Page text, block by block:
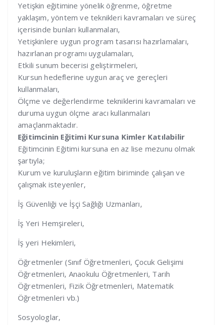
Yetişkin eğitimine yönelik öğrenme, öğretme
yaklaşım, yöntem ve teknikleri kavramaları ve süreç
içerisinde bunları kullanmaları,
Yetişkinlere uygun program tasarısı hazırlamaları,
hazırlanan programı uygulamaları,
Etkili sunum becerisi geliştirmeleri,
Kursun hedeflerine uygun araç ve gereçleri
kullanmaları,
Ölçme ve değerlendirme tekniklerini kavramaları ve
duruma uygun ölçme aracı kullanmaları
amaçlanmaktadır.
Eğitimcinin Eğitimi Kursuna Kimler Katılabilir
Eğitimcinin Eğitimi kursuna en az lise mezunu olmak
şartıyla;
Kurum ve kuruluşların eğitim biriminde çalışan ve
çalışmak isteyenler,
İş Güvenliği ve İşçi Sağlığı Uzmanları,
İş Yeri Hemşireleri,
İş yeri Hekimleri,
Öğretmenler (Sınıf Öğretmenleri, Çocuk Gelişimi
Öğretmenleri, Anaokulu Öğretmenleri, Tarih
Öğretmenleri, Fizik Öğretmenleri, Matematik
Öğretmenleri vb.)
Sosyologlar,